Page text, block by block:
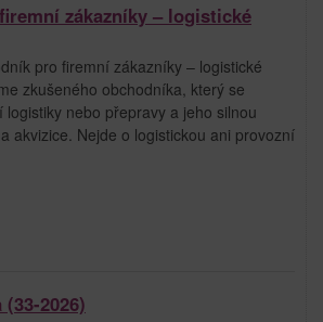
zákazníky – logistické
pro firemní zákazníky – logistické
zkušeného obchodníka, který se
nebo přepravy a jeho silnou
akvizice. Nejde o logistickou ani provozní
2026)